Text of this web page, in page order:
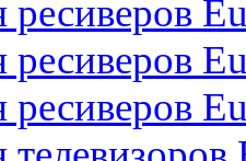
ресиверов